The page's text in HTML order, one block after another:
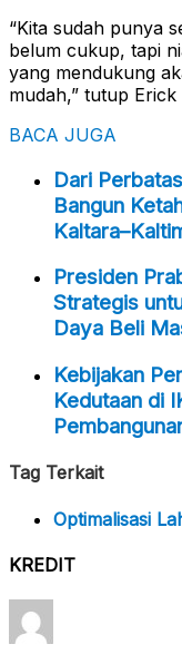
“Kita sudah punya
belum cukup, tapi
yang mendukung
mudah,” tutup
BACA JUGA
Dari
Bangun
Presiden
Strategis
Daya Beli
Kebijakan
Kedutaan di
Tag Terkait
Optimalisasi
KREDIT